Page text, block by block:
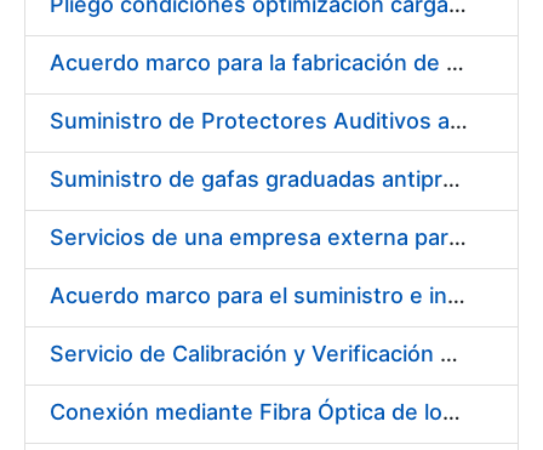
Erakutsi/Ezkutatu
Acuerdo marco para la fabricación de piezas
Suministro de Protectores Auditivos a medida para las personas trabajadoras de los Centros de Trabajo de Madrid y Burgos
Suministro de gafas graduadas antiproyecciones para los trabajadores de la FNMT-RCM en los centros de trabajo de Madrid y Burgos
Servicios de una empresa externa para el asesoramiento y resolución de los recursos de alzada que se presentan relacionados con procesos de selección para la FNMT-RCM
Acuerdo marco para el suministro e instalación de persianas, estores y otros complementos
Servicio de Calibración y Verificación Externa de los Equipos de Medición del Servicio de Prevención de la FNMT-RCM
Conexión mediante Fibra Óptica de los Centros de Proceso de Datos (CPDs) de las sedes de la FNMT-RCM de Burgos y Madrid